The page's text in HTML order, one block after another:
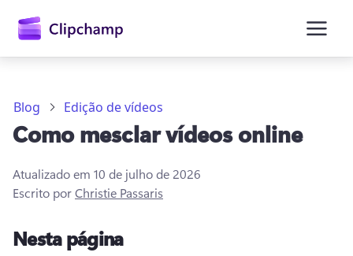
conteúdo
principal
Entrar
Blog Edição de vídeos
Como mesclar vídeos online
Atualizado em 10 de julho de 2026
Escrito porChristie Passaris
Nesta página